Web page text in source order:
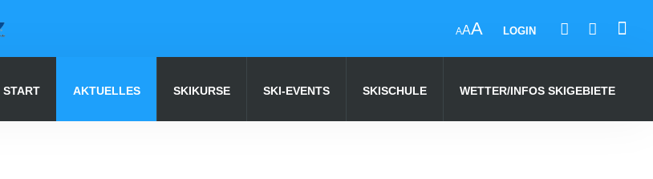
LOGIN
AAA
START AKTUELLES SKIKURSE SKI-EVENTS SKISCHULE WETTER/INFOS SKIGEBIETE